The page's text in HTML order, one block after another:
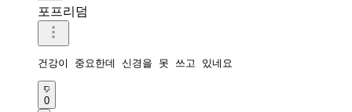
포프리덤
건강이 중요한데 신경을 못 쓰고 있네요
0